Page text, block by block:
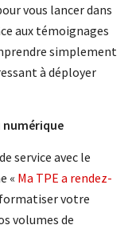
vous lancer dans
aux témoignages
simplement
à déployer
numérique
service avec le
« Ma TPE a rendez-
votre
volumes de